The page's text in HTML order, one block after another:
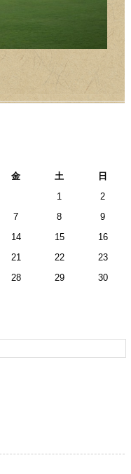
金 土
日
1
2
7 8
9
14 15
16
21 22
23
28 29
30